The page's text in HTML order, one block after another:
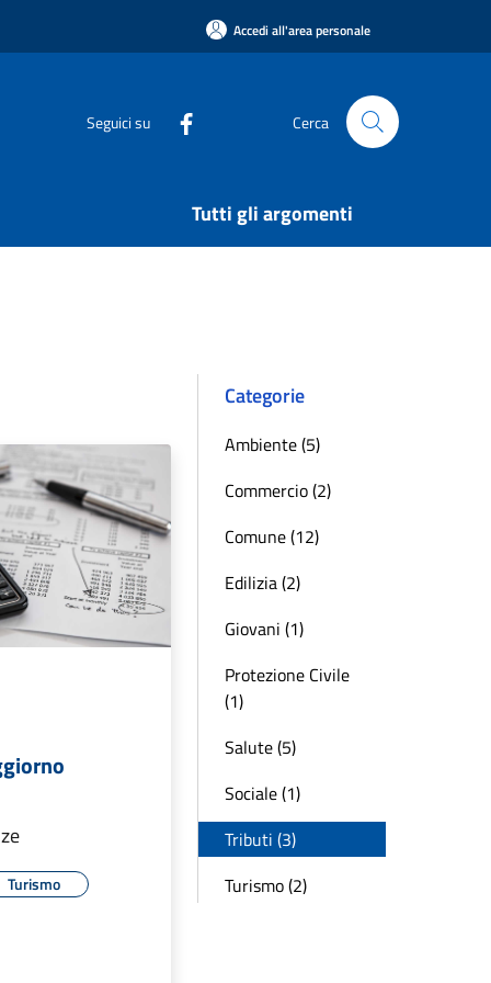
Accedi all'area personale
Seguici su Cerca
Tutti gli argomenti
Turismo
Categorie
Ambiente (5)
Commercio (2)
Comune (12)
Edilizia (2)
Giovani (1)
Protezione Civile
(1)
Salute (5)
Sociale (1)
Tributi (3)
Turismo (2)